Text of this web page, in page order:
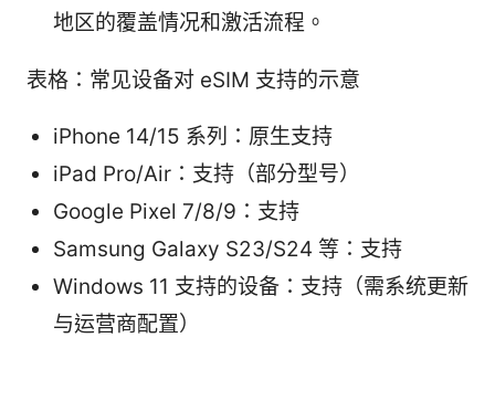
地区的覆盖情况和激活流程。
表格：常见设备对 eSIM 支持的示意
iPhone 14/15 系列：原生支持
iPad Pro/Air：支持（部分型号）
Google Pixel 7/8/9：支持
Samsung Galaxy S23/S24 等：支持
Windows 11 支持的设备：支持（需系统更新
与运营商配置）